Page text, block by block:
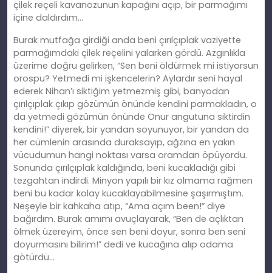
çilek reçeli kavanozunun kapağını açıp, bir parmağımı
içine daldırdım…
Burak mutfağa girdiği anda beni çırılçıplak vaziyette
parmağımdaki çilek reçelini yalarken gördü. Azgınlıkla
üzerime doğru gelirken, “Sen beni öldürmek mi istiyorsun
orospu? Yetmedi mi işkencelerin? Aylardır seni hayal
ederek Nihan’ı siktiğim yetmezmiş gibi, banyodan
çırılçıplak çıkıp gözümün önünde kendini parmakladın, o
da yetmedi gözümün önünde Onur angutuna siktirdin
kendini!” diyerek, bir yandan soyunuyor, bir yandan da
her cümlenin arasında duraksayıp, ağzına en yakın
vücudumun hangi noktası varsa oramdan öpüyordu.
Sonunda çırılçıplak kaldığında, beni kucakladığı gibi
tezgahtan indirdi. Minyon yapılı bir kız olmama rağmen
beni bu kadar kolay kucaklayabilmesine şaşırmıştım.
Neşeyle bir kahkaha atıp, “Ama açım been!” diye
bağırdım. Burak amımı avuçlayarak, “Ben de açlıktan
ölmek üzereyim, önce sen beni doyur, sonra ben seni
doyurmasını bilirim!” dedi ve kucağına alıp odama
götürdü…